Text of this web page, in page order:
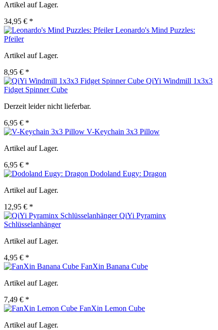
Artikel auf Lager.
34,95 € *
Leonardo's Mind Puzzles:
Pfeiler
Artikel auf Lager.
8,95 € *
QiYi Windmill 1x3x3
Fidget Spinner Cube
Derzeit leider nicht lieferbar.
6,95 € *
V-Keychain 3x3 Pillow
Artikel auf Lager.
6,95 € *
Dodoland Eugy: Dragon
Artikel auf Lager.
12,95 € *
QiYi Pyraminx
Schlüsselanhänger
Artikel auf Lager.
4,95 € *
FanXin Banana Cube
Artikel auf Lager.
7,49 € *
FanXin Lemon Cube
Artikel auf Lager.